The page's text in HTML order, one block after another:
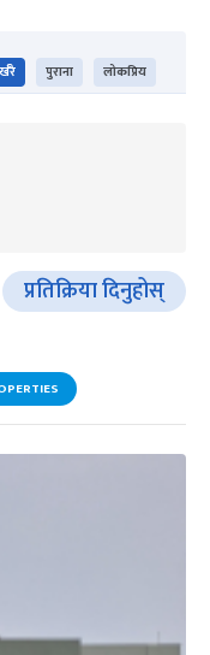
पुराना लोकप्रिय
प्रतिक्रिया दिनुहोस्